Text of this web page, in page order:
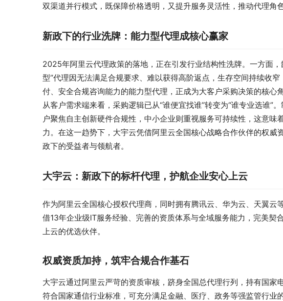
双渠道并行模式，既保障价格透明，又提升服务灵活性，推动代理角色
新政下的行业洗牌：能力型代理成核心赢家
2025年阿里云代理政策的落地，正在引发行业结构性洗牌。一方面
型”代理因无法满足合规要求、难以获得高阶返点，生存空间持续收
付、安全合规咨询能力的能力型代理，正成为大客户采购决策的核心
从客户需求端来看，采购逻辑已从“谁便宜找谁”转变为“谁专业选谁”
户聚焦自主创新硬件合规性，中小企业则重视服务可持续性，这意
力。在这一趋势下，大宇云凭借阿里云全国核心战略合作伙伴的权威
政下的受益者与领航者。
大宇云：新政下的标杆代理，护航企业安心上云
作为阿里云全国核心授权代理商，同时拥有腾讯云、华为云、天翼云
借13年企业级IT服务经验、完善的资质体系与全域服务能力，完美
上云的优选伙伴。
权威资质加持，筑牢合规合作基石
大宇云通过阿里云严苛的资质审核，跻身全国总代理行列，持有国家
符合国家通信行业标准，可充分满足金融、医疗、政务等强监管行业